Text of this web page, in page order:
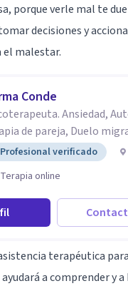
porque verle mal te
decisiones y
el malestar.
Conde
Ansiedad,
de pareja, Duelo
Profesional verificado
Terapia online
terapéutica
a comprender y a